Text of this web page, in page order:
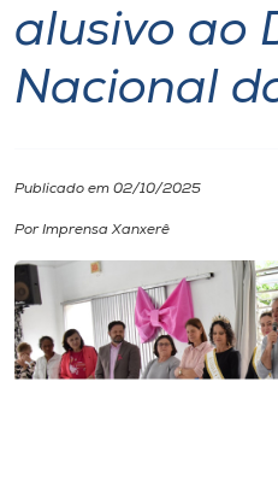
Atendimento ao
Portal de Ensino
Internacionalização
I.nova
alusivo ao
Nacional
Publicado em 02/10/2025
Por Imprensa Xanxerê